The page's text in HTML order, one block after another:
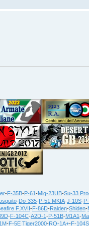
-F-35B-P-61-Mig-23UB-Su-33
-Do-335-P-51 MKIA-J-10S-
F.XVII-F-86D-Raiden-Shiden-
-F-104C-A2D-1-P-51B-M1A1-
-F-5E Tiger2000-RQ-1A+-F-